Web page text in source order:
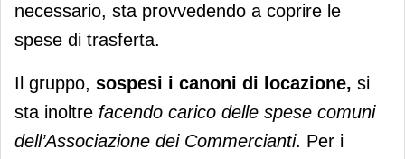
necessario, sta provvedendo a coprire le
spese di trasferta.
Il gruppo, sospesi i canoni di locazione, si
sta inoltre facendo carico delle spese comuni
dell’Associazione dei Commercianti. Per i